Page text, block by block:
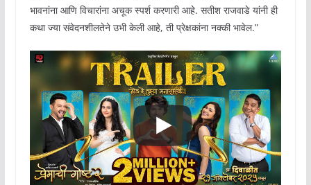
भावनांना आणि विचारांना अचूक स्पर्श करणारी आहे. सतीश राजवाडे यांनी ही
कथा ज्या संवेदनशीलतेने उभी केली आहे, ती प्रेक्षकांना नक्की भावेल.”